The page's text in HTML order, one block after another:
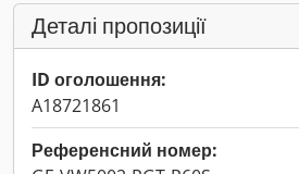
Деталі пропозиції
ID оголошення:
A18721861
Референсний номер: